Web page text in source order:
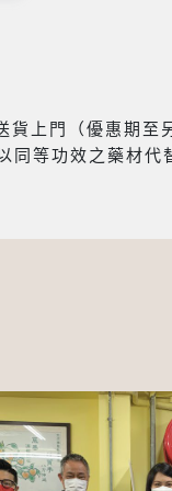
上門（優惠期至
等功效之藥材代